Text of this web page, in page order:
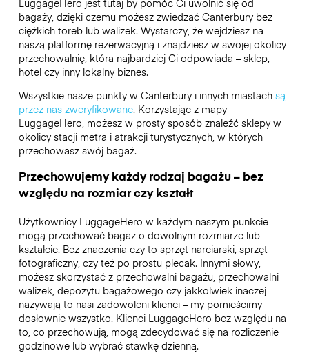
LuggageHero jest tutaj by pomóc Ci uwolnić się od
bagaży, dzięki czemu możesz zwiedzać Canterbury bez
ciężkich toreb lub walizek. Wystarczy, że wejdziesz na
naszą platformę rezerwacyjną i znajdziesz w swojej okolicy
przechowalnię, która najbardziej Ci odpowiada – sklep,
hotel czy inny lokalny biznes.
Wszystkie nasze punkty w Canterbury i innych miastach są
przez nas zweryfikowane. Korzystając z mapy
LuggageHero, możesz w prosty sposób znaleźć sklepy w
okolicy stacji metra i atrakcji turystycznych, w których
przechowasz swój bagaż.
Przechowujemy każdy rodzaj bagażu – bez
względu na rozmiar czy kształt
Użytkownicy LuggageHero w każdym naszym punkcie
mogą przechować bagaż o dowolnym rozmiarze lub
kształcie. Bez znaczenia czy to sprzęt narciarski, sprzęt
fotograficzny, czy też po prostu plecak. Innymi słowy,
możesz skorzystać z przechowalni bagażu, przechowalni
walizek, depozytu bagażowego czy jakkolwiek inaczej
nazywają to nasi zadowoleni klienci – my pomieścimy
dosłownie wszystko. Klienci LuggageHero bez względu na
to, co przechowują, mogą zdecydować się na rozliczenie
godzinowe lub wybrać stawkę dzienną.